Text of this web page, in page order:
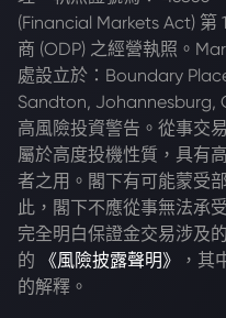
(Financial Markets Act) 第
商 (ODP) 之經營執照。
處設立於：Boundary
Sandton, Johannesburg,
高風險投資警告。從事交
屬於高度投機性質，具有
者之用。閣下有可能蒙受
此，閣下不應從事無法承
完全明白保證金交易涉及
的
《風險披露聲明》
，其
的解釋。